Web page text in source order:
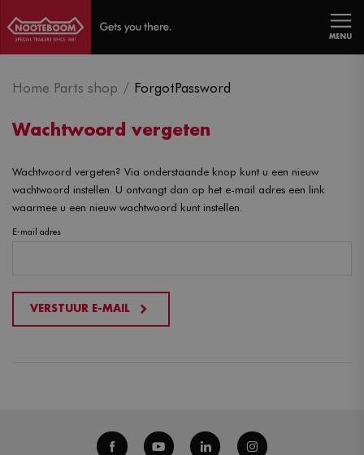
MENU
Home Parts shop ForgotPassword
Wachtwoord vergeten
Wachtwoord vergeten? Via onderstaande knop kunt u een nieuw
wachtwoord instellen. U ontvangt dan op het e-mail adres een link
waarmee u een nieuw wachtwoord kunt instellen.
E-mail adres
VERSTUUR E-MAIL